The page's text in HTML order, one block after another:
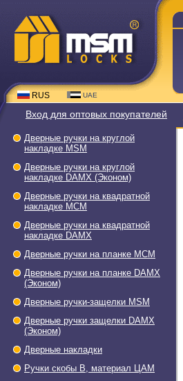
RUS UAE
Вход для оптовых покупателей
Дверные ручки на круглой
накладке МSМ
Дверные ручки на круглой
накладке DAMX (Эконом)
Дверные ручки на квадратной
накладке МСМ
Дверные ручки на квадратной
накладке DAMX
Дверные ручки на планке МСМ
Дверные ручки на планке DAMX
(Эконом)
Дверные ручки-защелки МSМ
Дверные ручки защелки DAMX
(Эконом)
Дверные накладки
Ручки скобы В, материал ЦАМ